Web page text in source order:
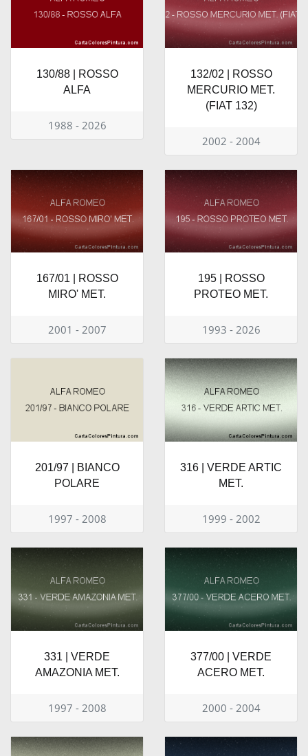
130/88 | ROSSO
ALFA
1988 - 2026
132/02 | ROSSO
MERCURIO MET.
(FIAT 132)
2002 - 2004
167/01 | ROSSO
MIRO' MET.
2001 - 2007
195 | ROSSO
PROTEO MET.
1993 - 2026
201/97 | BIANCO
POLARE
1997 - 2008
316 | VERDE ARTIC
MET.
1999 - 2002
331 | VERDE
AMAZONIA MET.
1997 - 2008
377/00 | VERDE
ACERO MET.
2000 - 2004